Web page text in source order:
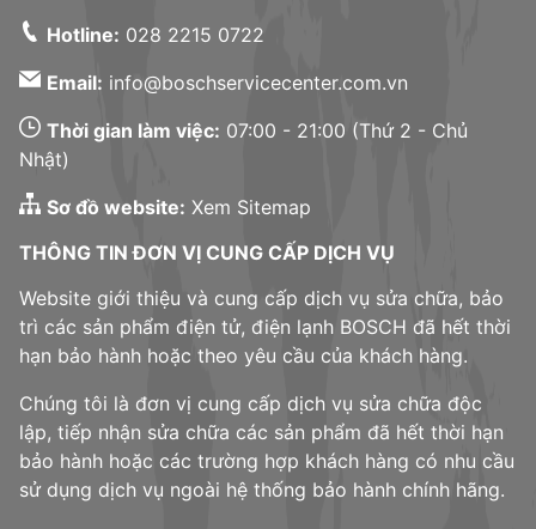
Hotline: 028 2215 0722
Email: info@boschservicecenter.com.vn
Thời gian làm việc: 07:00 - 21:00 (Thứ 2 - Chủ
Nhật)
Sơ đồ website: Xem Sitemap
THÔNG TIN ĐƠN VỊ CUNG CẤP DỊCH VỤ
Website giới thiệu và cung cấp dịch vụ sửa chữa, bảo
trì các sản phẩm điện tử, điện lạnh BOSCH đã hết thời
hạn bảo hành hoặc theo yêu cầu của khách hàng.
Chúng tôi là đơn vị cung cấp dịch vụ sửa chữa độc
lập, tiếp nhận sửa chữa các sản phẩm đã hết thời hạn
bảo hành hoặc các trường hợp khách hàng có nhu cầu
sử dụng dịch vụ ngoài hệ thống bảo hành chính hãng.